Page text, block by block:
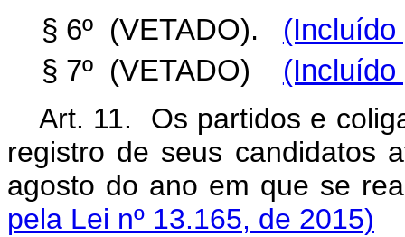
§ 6º (VETADO). (Incluído
§ 7º (VETADO) (Incluído
Art. 11. Os partidos e
registro de seus candidatos
agosto do ano em que se
pela Lei nº 13.165, de 2015)